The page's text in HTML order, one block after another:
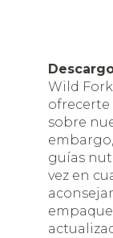
Wild
ofrecerte
sobre
guías
vez en